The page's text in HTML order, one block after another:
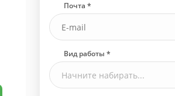
Почта *
Вид работы *
Начните набирать...